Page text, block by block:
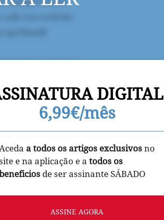
DIGITAL
6,99€/mês
a todos os artigos exclusivosno
e na aplicação e a todos os
de ser assinante SÁBADO
ASSINE AGORA